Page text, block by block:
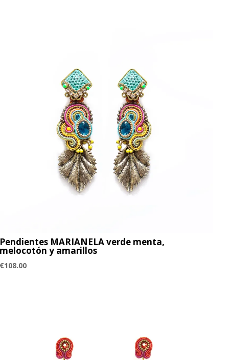
Pendientes MARIANELA verde menta,
melocotón y amarillos
€108.00